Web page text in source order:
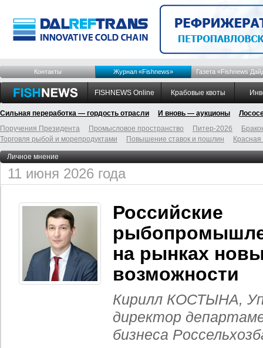
Контакты Журнал «Fishnews» Газета «Fishnews
FISHNEWS Online Крабовые квоты
Сильная переработка — гордость отрасли И вновь — аукционы
Поручения Президента
Промысловое пространство Питер-2026
Торговля рыбой и морепродуктами
Повышение ставок и пошлин
Личное мнение
11 июня 2026 года
Российские
на рынках
возможности
Кирилл КОСТЫНА,
директор
бизнеса